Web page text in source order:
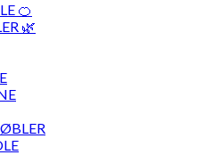
🍊
🌿